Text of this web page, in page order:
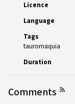
Licence
Language
Tags
tauromaquia
Duration
Comments